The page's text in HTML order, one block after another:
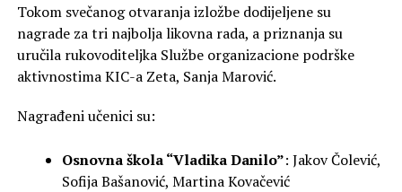
Tokom svečanog otvaranja izložbe dodijeljene su
nagrade za tri najbolja likovna rada, a priznanja su
uručila rukovoditeljka Službe organizacione podrške
aktivnostima KIC-a Zeta, Sanja Marović.
Nagrađeni učenici su:
Osnovna škola “Vladika Danilo”: Jakov Čolević,
Sofija Bašanović, Martina Kovačević